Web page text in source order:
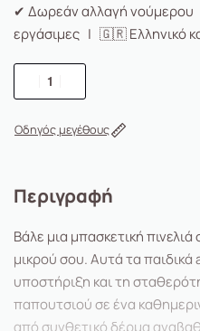
✔ Δωρεάν αλλαγή νούμερου
εργάσιμες | 🇬🇷 Ελληνικό
Οδηγός μεγέθους
Περιγραφή
Βάλε μια μπασκετική
μικρού σου. Αυτά τα
υποστήριξη και τη
παπουτσιού σε ένα